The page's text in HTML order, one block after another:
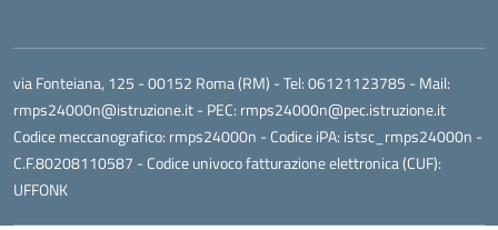
via Fonteiana, 125 - 00152 Roma (RM) - Tel:06121123785 - Mail:
rmps24000n@istruzione.it- PEC: rmps24000n@pec.istruzione.it
Codice meccanografico: rmps24000n - Codice iPA: istsc_rmps24000n -
C.F.80208110587 - Codice univoco fatturazione elettronica (CUF):
UFFONK